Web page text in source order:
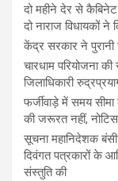
दो महीने देर से कैबिनेट
दो नाराज विधायकों ने
केंद्र सरकार ने पुरानी
चारधाम परियोजना
जिलाधिकारी
फर्जीवाड़े में समय सीमा
की जरूरत नहीं, नोटिस
सूचना महानिदेशक
दिवंगत पत्रकारों के
संस्तुति की